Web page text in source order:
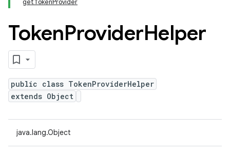
getTokenProvider
TokenProviderHelper
public class TokenProviderHelper
extends Object
java.lang.Object